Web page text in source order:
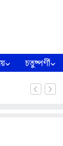
চতুষ্পর্ণী